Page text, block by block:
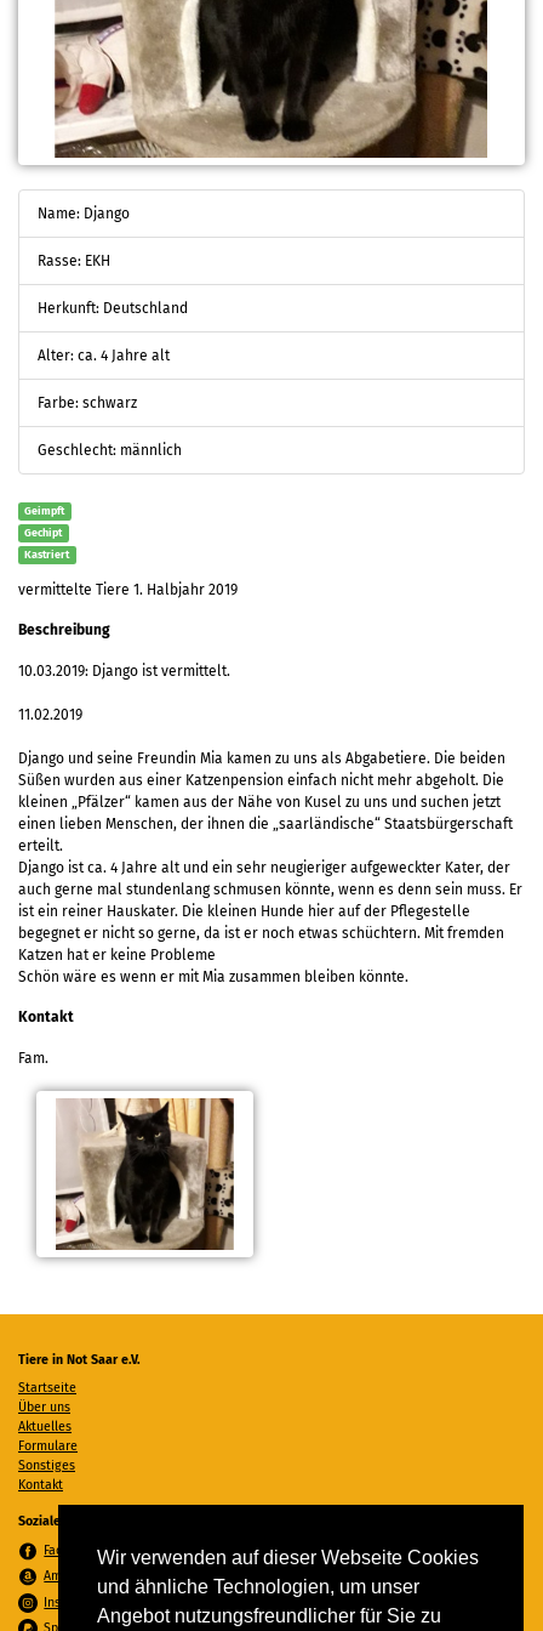
Wir verwenden auf dieser Webseite Cookies
und ähnliche Technologien, um unser
Angebot nutzungsfreundlicher für Sie zu
Name: Django
Rasse: EKH
Herkunft: Deutschland
Alter: ca. 4 Jahre alt
Farbe: schwarz
Geschlecht: männlich
Geimpft
Gechipt
Kastriert
vermittelte Tiere 1. Halbjahr 2019
Beschreibung
10.03.2019: Django ist vermittelt.
11.02.2019
Django und seine Freundin Mia kamen zu uns als Abgabetiere. Die beiden
Süßen wurden aus einer Katzenpension einfach nicht mehr abgeholt. Die
kleinen „Pfälzer“ kamen aus der Nähe von Kusel zu uns und suchen jetzt
einen lieben Menschen, der ihnen die „saarländische“ Staatsbürgerschaft
erteilt.
Django ist ca. 4 Jahre alt und ein sehr neugieriger aufgeweckter Kater, der
auch gerne mal stundenlang schmusen könnte, wenn es denn sein muss. Er
ist ein reiner Hauskater. Die kleinen Hunde hier auf der Pflegestelle
begegnet er nicht so gerne, da ist er noch etwas schüchtern. Mit fremden
Katzen hat er keine Probleme
Schön wäre es wenn er mit Mia zusammen bleiben könnte.
Kontakt
Fam.
Tiere in Not Saar e.V.
Startseite
Über uns
Aktuelles
Formulare
Sonstiges
Kontakt
Soziale Medien
Facebook
Amazon Wunschzettel
Instagram